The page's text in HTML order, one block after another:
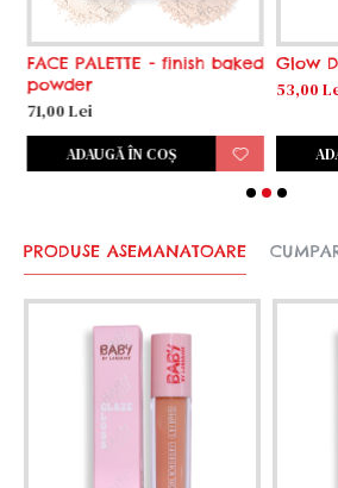
FACE PALETTE - finish baked
powder
71,00 Lei
ADAUGĂ ÎN COŞ
Glow
53,00
PRODUSE ASEMANATOARE